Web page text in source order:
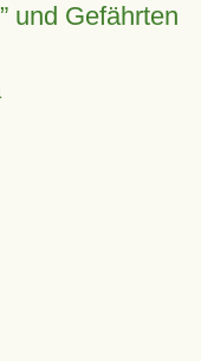
und Gefährten